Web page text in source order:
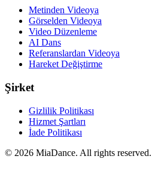
Metinden Videoya
Görselden Videoya
Video Düzenleme
AI Dans
Referanslardan Videoya
Hareket Değiştirme
Şirket
Gizlilik Politikası
Hizmet Şartları
İade Politikası
© 2026 MiaDance. All rights reserved.